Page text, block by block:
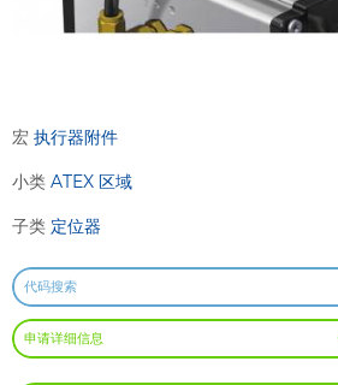
宏 执行器附件
小类 ATEX 区域
子类 定位器
代码搜索
申请详细信息